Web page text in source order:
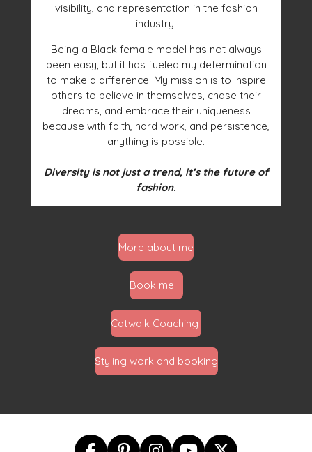
visibility, and representation in the fashion
industry.
Being a Black female model has not always
been easy, but it has fueled my determination
to make a difference. My mission is to inspire
others to believe in themselves, chase their
dreams, and embrace their uniqueness
because with faith, hard work, and persistence,
anything is possible.
Diversity is not just a trend, it’s the future of
fashion.
More about me
Book me ...
Catwalk Coaching
Styling work and booking